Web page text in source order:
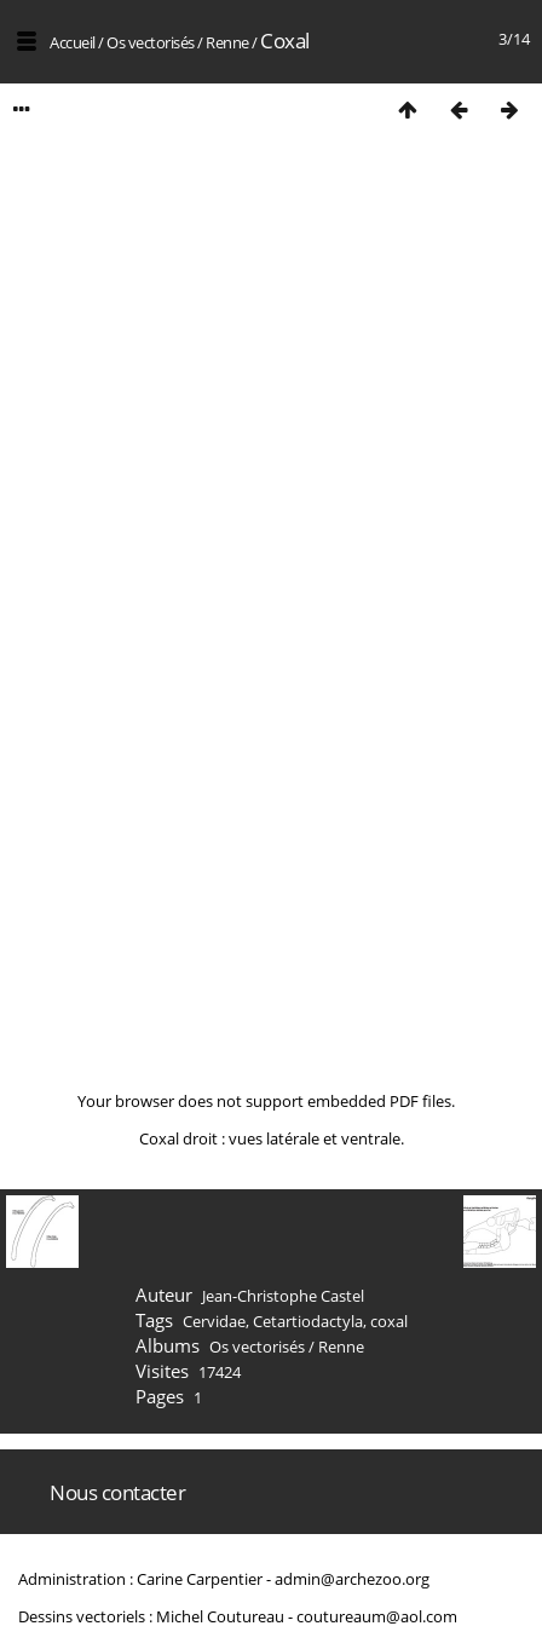
3/14
Accueil/Os vectorisés/Renne/Coxal
Your browser does not support embedded PDF files.
Coxal droit : vues latérale et ventrale.
Auteur Jean-Christophe Castel
Tags Cervidae,Cetartiodactyla,coxal
Albums Os vectorisés/ Renne
Visites 17424
Pages 1
Nous contacter
Administration : Carine Carpentier -admin@archezoo.org
Dessins vectoriels : Michel Coutureau -coutureaum@aol.com